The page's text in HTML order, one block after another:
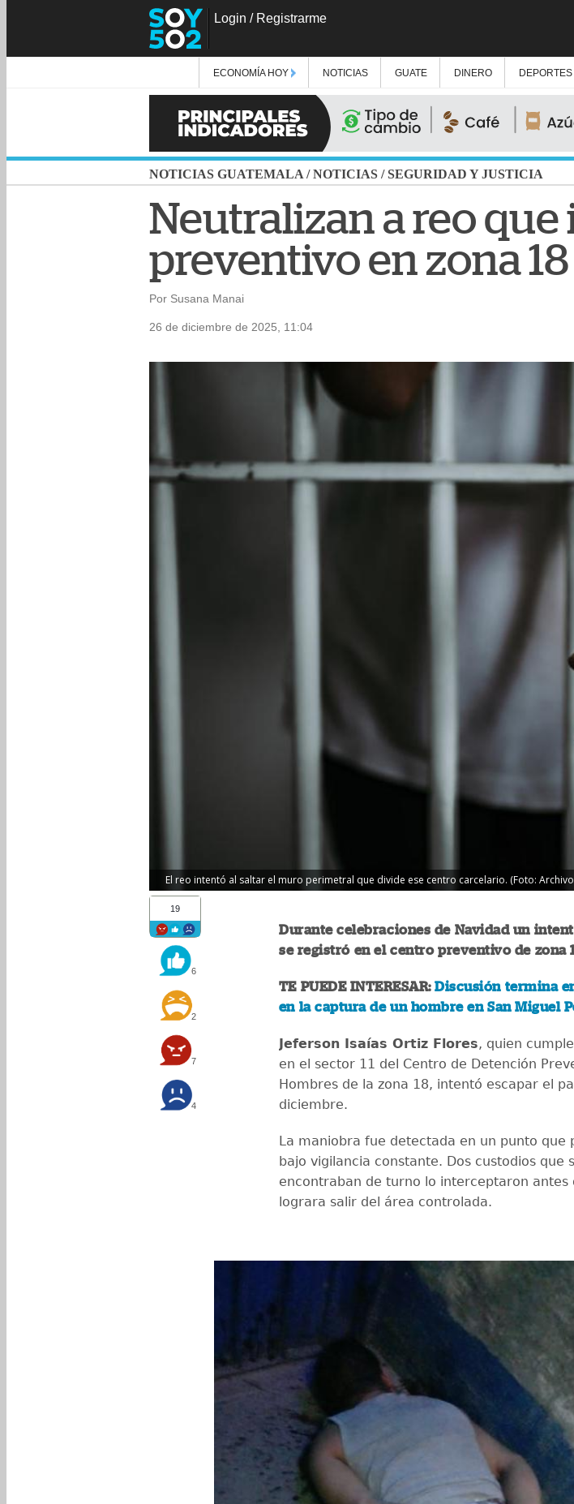
Login / Registrarme
ECONOMÍA HOY NOTICIAS GUATE DINERO DEPORTES
NOTICIAS GUATEMALA /NOTICIAS /SEGURIDAD Y JUSTICIA
Neutralizan a reo
preventivo en zona 18
Por Susana Manai
26 de diciembre de 2025, 11:04
El reo intentó al saltar el muro perimetral que divide ese centro carcelario. (Foto:
19
6
2
7
4
Durante celebraciones de Navidad un
se registró en el centro preventivo de zona
TE PUEDE INTERESAR:Discusión termina
en la captura de un hombre en San Miguel
Jeferson Isaías Ortiz Flores, quien
en el sector 11 del Centro de Detención
Hombres de la zona 18, intentó escapar el
diciembre.
La maniobra fue detectada en un punto que
bajo vigilancia constante. Dos custodios que
encontraban de turno lo interceptaron antes
lograra salir del área controlada.